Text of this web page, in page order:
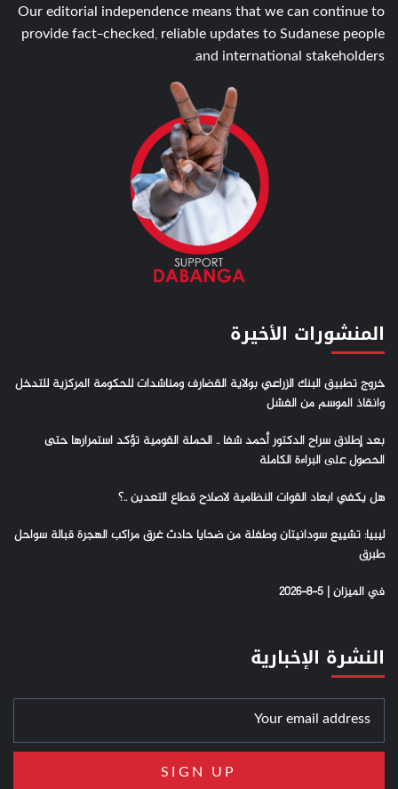
Our editorial independence means that we can continue to
provide fact-checked, reliable updates to Sudanese people
and international stakeholders.
المنشورات الأخيرة
خروج تطبيق البنك الزراعي بولاية القضارف ومناشدات للحكومة المركزية للتدخل
وانقاذ الموسم من الفشل
بعد إطلاق سراح الدكتور أحمد شفا .. الحملة القومية تؤكد استمرارها حتى
الحصول على البراءة الكاملة
هل يكفي ابعاد القوات النظامية لاصلاح قطاع التعدين ..؟
ليبيا: تشييع سودانيتان وطفلة من ضحايا حادث غرق مراكب الهجرة قبالة سواحل
طبرق
في الميزان | 5-8-2026
النشرة الإخبارية